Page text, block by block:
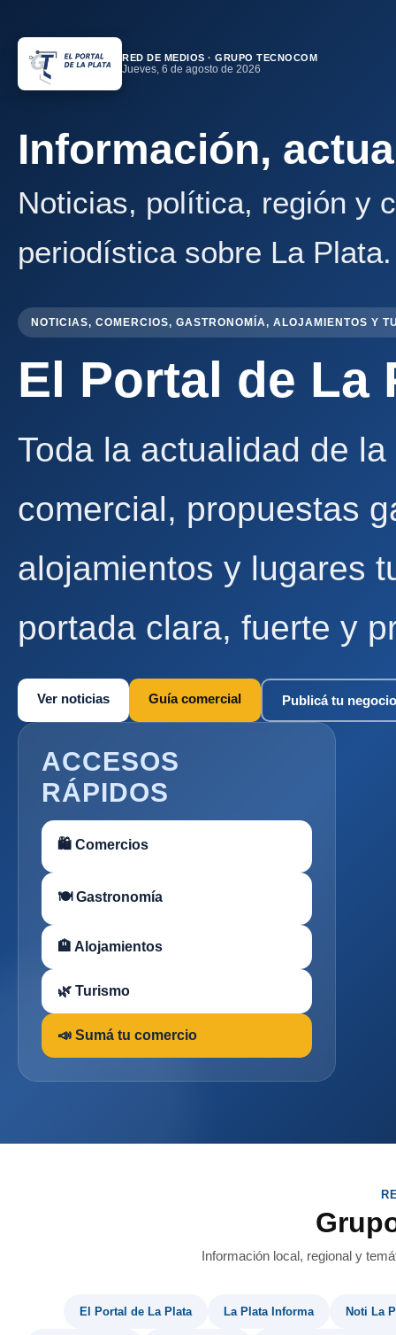
RED DE MEDIOS · GRUPO TECNOCOM
Jueves, 6 de agosto de 2026
Información,
Noticias, política, región y
periodística sobre La Plata.
NOTICIAS, COMERCIOS, GASTRONOMÍA, ALOJAMIENTOS Y
El Portal de La
Toda la actualidad de
comercial, propuestas
alojamientos y lugares
portada clara, fuerte y
Ver noticias Guía comercial Publicá tu negocio
ACCESOS
RÁPIDOS
🛍 Comercios
🍽 Gastronomía
🏨 Alojamientos
🌿 Turismo
📣 Sumá tu comercio
Información local, regional y
El Portal de La Plata La Plata Informa Noti La